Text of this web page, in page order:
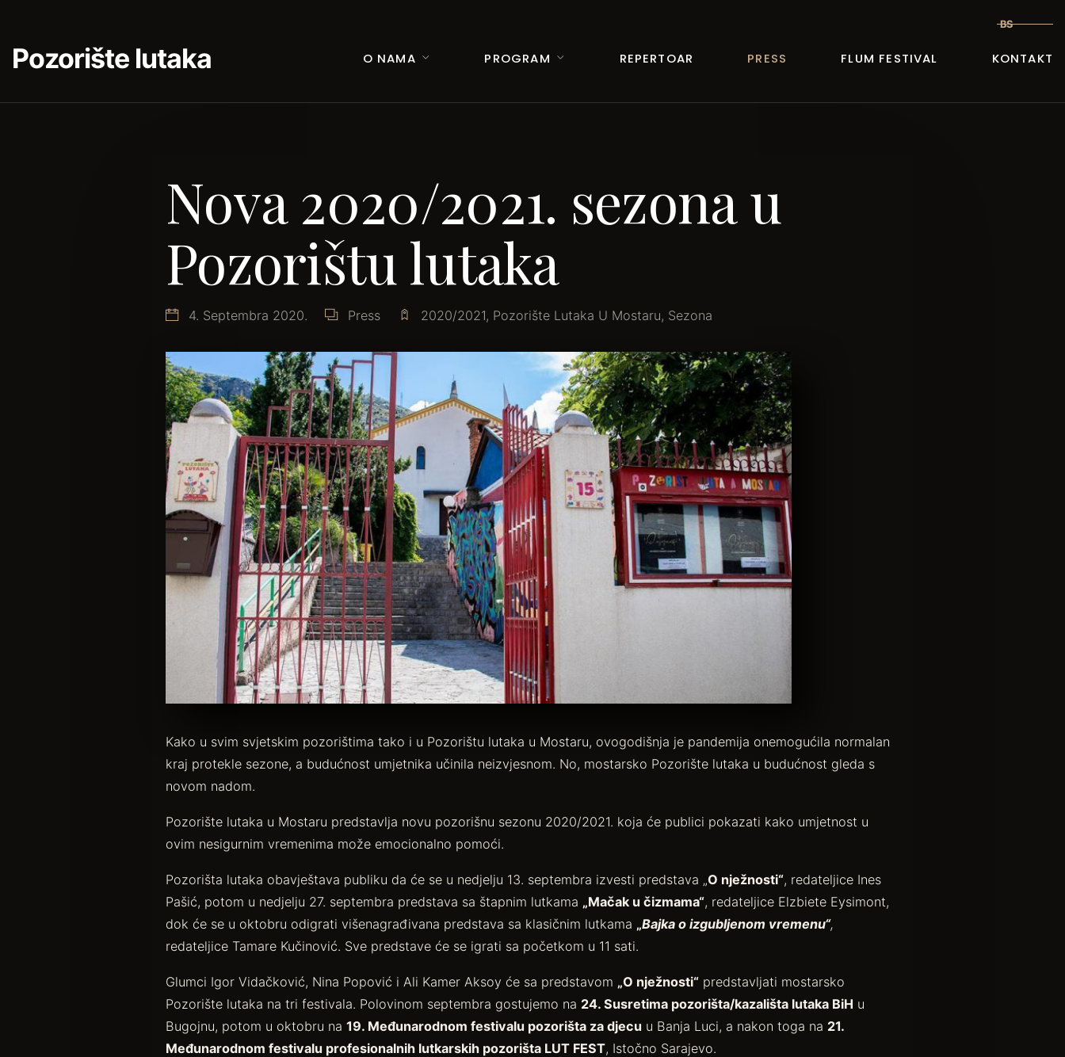
BS
Pozorište lutaka O NAMA PROGRAM REPERTOAR PRESS FLUM FESTIVAL KONTAKT
Nova 2020/2021. sezona u
Pozorištu lutaka
4. Septembra 2020. Press 2020/2021, Pozorište Lutaka U Mostaru, Sezona
Kako u svim svjetskim pozorištima tako i u Pozorištu lutaka u Mostaru, ovogodišnja je pandemija onemogućila normalan
kraj protekle sezone, a budućnost umjetnika učinila neizvjesnom. No, mostarsko Pozorište lutaka u budućnost gleda s
novom nadom.
Pozorište lutaka u Mostaru predstavlja novu pozorišnu sezonu 2020/2021. koja će publici pokazati kako umjetnost u
ovim nesigurnim vremenima može emocionalno pomoći.
Pozorišta lutaka obavještava publiku da će se u nedjelju 13. septembra izvesti predstava „O nježnosti“, redateljice Ines
Pašić, potom u nedjelju 27. septembra predstava sa štapnim lutkama „Mačak u čizmama“, redateljice Elzbiete Eysimont,
dok će se u oktobru odigrati višenagrađivana predstava sa klasičnim lutkama „Bajka o izgubljenom vremenu“,
redateljice Tamare Kučinović. Sve predstave će se igrati sa početkom u 11 sati.
Glumci Igor Vidačković, Nina Popović i Ali Kamer Aksoy će sa predstavom „O nježnosti“ predstavljati mostarsko
Pozorište lutaka na tri festivala. Polovinom septembra gostujemo na 24. Susretima pozorišta/kazališta lutaka BiH u
Bugojnu, potom u oktobru na 19. Međunarodnom festivalu pozorišta za djecu u Banja Luci, a nakon toga na 21.
Međunarodnom festivalu profesionalnih lutkarskih pozorišta LUT FEST, Istočno Sarajevo.